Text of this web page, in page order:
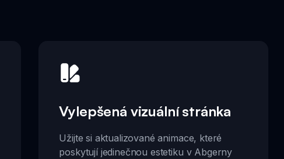
Vylepšená vizuální stránka
Užijte si aktualizované animace, které
poskytují jedinečnou estetiku v Abgerny